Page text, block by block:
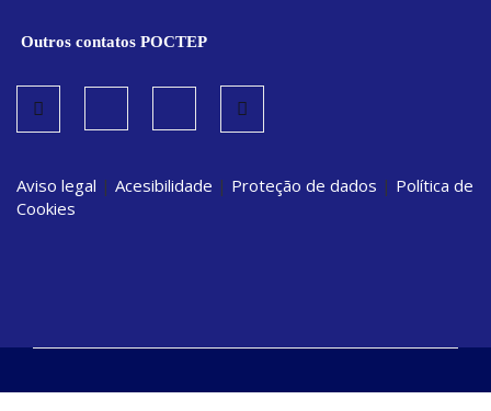
Outros contatos POCTEP
Aviso legal | Acesibilidade | Proteção de dados | Política de
Cookies